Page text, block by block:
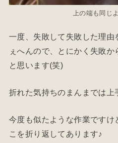
上の端も同じ
一度、失敗して失敗した理
ぇへんので、とにかく失敗
と思います(笑)
折れた気持ちのまんまでは上
今度も似たような作業ですけ
こを折り返してあります♪